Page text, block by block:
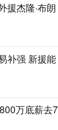
援杰隆·布朗
补强 新援能
万底薪去7